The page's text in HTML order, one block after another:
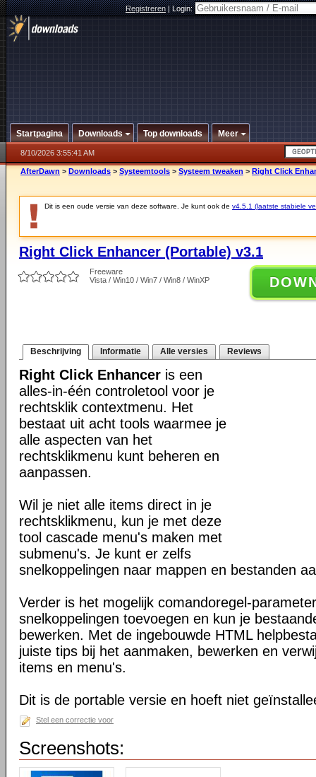
Registreren|Login:
Startpagina Downloads Top downloads Meer
8/10/2026 3:55:41 AM
AfterDawn > Downloads > Systeemtools > Systeem tweaken > Right Click
Dit is een oude versie van deze software. Je kunt ook de v4.5.1 (laatste stabiele
Right Click Enhancer (Portable) v3.1
Freeware
Vista / Win10 / Win7 / Win8 / WinXP
Beschrijving Informatie Alle versies Reviews
Right Click Enhancer is een
alles-in-één controletool voor je
rechtsklik contextmenu. Het
bestaat uit acht tools waarmee je
alle aspecten van het
rechtsklikmenu kunt beheren en
aanpassen.
Wil je niet alle items direct in je
rechtsklikmenu, kun je met deze
tool cascade menu's maken met
submenu's. Je kunt er zelfs
snelkoppelingen naar mappen en bestanden
Verder is het mogelijk comandoregel-
snelkoppelingen toevoegen en kun je
bewerken. Met de ingebouwde HTML
juiste tips bij het aanmaken, bewerken en
items en menu's.
Dit is de portable versie en hoeft niet
Stel een correctie voor
Screenshots: